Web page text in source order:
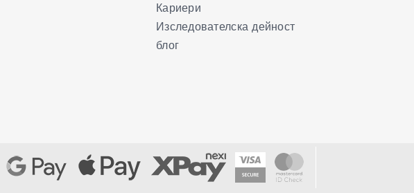
Кариери
Изследователска дейност
блог